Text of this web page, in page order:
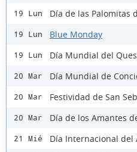
19 Lun Día de las Palomitas
19 Lun Blue Monday
19 Lun Día Mundial del
20 Mar Día Mundial de
20 Mar Festividad de San
20 Mar Día de los Amantes
21 Mié Día Internacional del